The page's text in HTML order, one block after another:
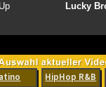
Lucky
HipHop R&B